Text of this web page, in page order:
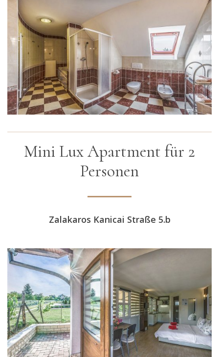
Mini Lux Apartment für 2
Personen
Zalakaros Kanicai Straße 5.b